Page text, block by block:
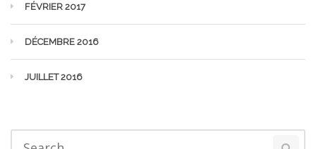
FÉVRIER 2017
DÉCEMBRE 2016
JUILLET 2016